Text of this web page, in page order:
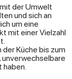
der Umwelt
und sich an
um eine
mit einer Vielzahl
Küche bis zum
unverwechselbare
haben.